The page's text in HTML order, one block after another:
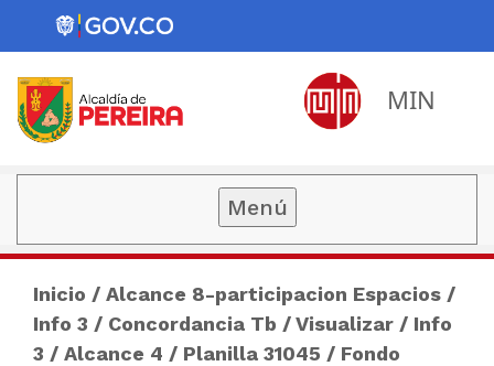
MIN
Menú
Inicio / Alcance 8-participacion Espacios /
Info 3 / Concordancia Tb /Visualizar / Info
3 / Alcance 4 / Planilla 31045 / Fondo